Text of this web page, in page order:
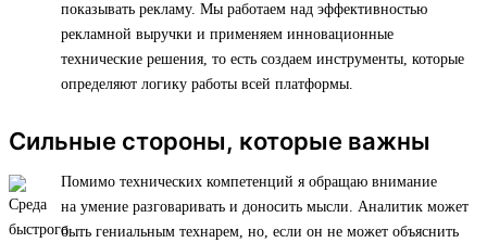
показывать рекламу. Мы работаем над эффективностью
рекламной выручки и применяем инновационные
технические решения, то есть создаем инструменты, которые
определяют логику работы всей платформы.
Сильные стороны, которые важны
Помимо технических компетенций я обращаю внимание
на умение разговаривать и доносить мысли. Аналитик может
быть гениальным технарем, но, если он не может объяснить